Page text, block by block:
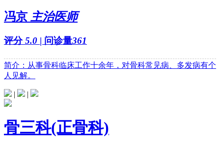
冯京 主治医师
评分5.0 | 问诊量361
简介：从事骨科临床工作十余年，对骨科常见病、多发病有个
人见解。
| |
骨三科(正骨科)